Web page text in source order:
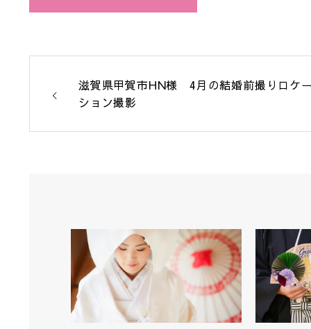
滋賀県甲賀市HN様 4月の結婚前撮りロケ
ション撮影